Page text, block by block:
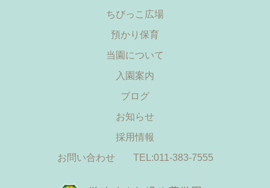
ちびっこ広場
預かり保育
当園について
入園案内
ブログ
お知らせ
採用情報
お問い合わせ
TEL:011-383-7555